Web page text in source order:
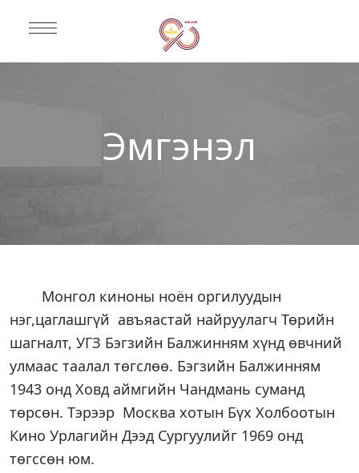
Эмгэнэл
Монгол киноны ноён оргилуудын
нэг,цаглашгүй авъяастай найруулагч Төрийн
шагналт, УГЗ Бэгзийн Балжинням хүнд өвчний
улмаас таалал төгслөө. Бэгзийн Балжинням
1943 онд Ховд аймгийн Чандмань суманд
төрсөн. Тэрээр Москва хотын Бүх Холбоотын
Кино Урлагийн Дээд Сургуулийг 1969 онд
төгссөн юм.